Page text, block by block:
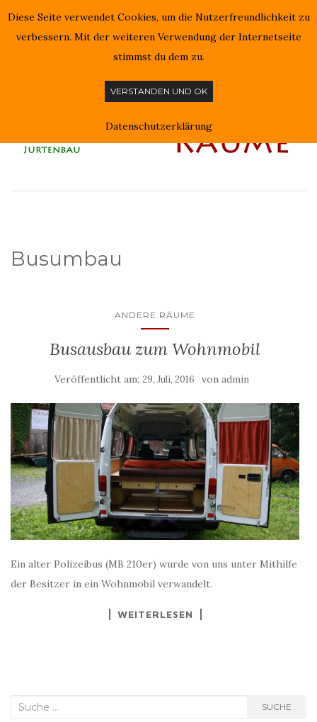
NAVIGATION EIN-/AUSSCHALTEN
Busumbau
ANDERE.RÄUME
Busausbau zum Wohnmobil
Veröffentlicht am: 29. Juli, 2016 von admin
Ein alter Polizeibus (MB 210er) wurde von uns unter Mithilfe
der Besitzer in ein Wohnmobil verwandelt.
WEITERLESEN
Suche
SUCHE
Diese Seite verwendet Cookies, um die Nutzerfreundlichkeit zu
verbessern. Mit der weiteren Verwendung der Internetseite
stimmst du dem zu.
VERSTANDEN UND OK
Datenschutzerklärung